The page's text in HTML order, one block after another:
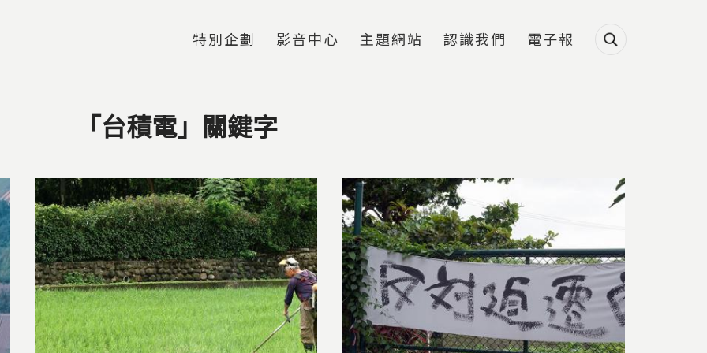
特別企劃 影音中心 主題網站 認識我們 電子報
「台積電」關鍵字